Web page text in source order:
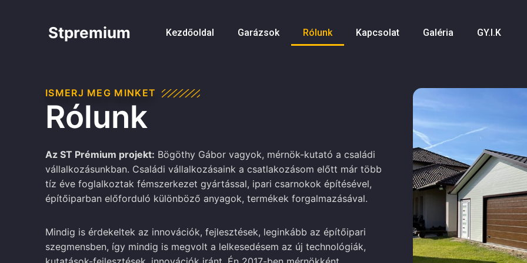
Stpremium Kezdőoldal Garázsok Rólunk Kapcsolat Galéria GY.I.K
ISMERJ MEG MINKET
Rólunk
Az ST Prémium projekt: Bögöthy Gábor vagyok, mérnök-kutató a családi
vállalkozásunkban. Családi vállalkozásaink a csatlakozásom előtt már több
tíz éve foglalkoztak fémszerkezet gyártással, ipari csarnokok építésével,
építőiparban előforduló különböző anyagok, termékek forgalmazásával.
Mindig is érdekeltek az innovációk, fejlesztések, leginkább az építőipari
szegmensben, így mindig is megvolt a lelkesedésem az új technológiák,